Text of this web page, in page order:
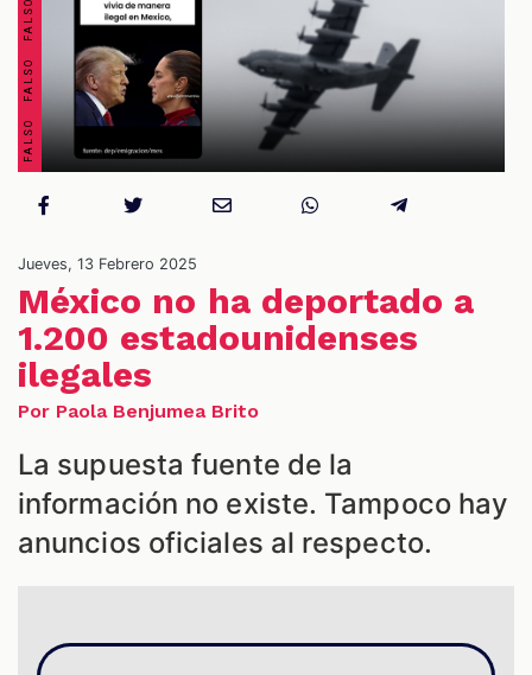
Jueves, 13 Febrero 2025
México no ha deportado a
1.200 estadounidenses
ilegales
Por Paola Benjumea Brito
La supuesta fuente de la
información no existe. Tampoco hay
anuncios oficiales al respecto.